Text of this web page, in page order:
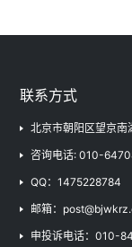
联系方式
北京市朝阳区望京南
咨询电话: 010-
QQ：1475228784
邮箱：
申投诉电话：010-